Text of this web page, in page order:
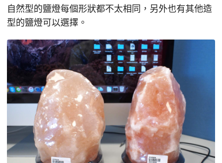
自然型的鹽燈每個形狀都不太相同，另外也有其他造
型的鹽燈可以選擇。